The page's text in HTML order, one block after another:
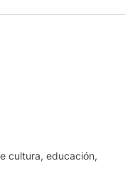
cultura, educación,